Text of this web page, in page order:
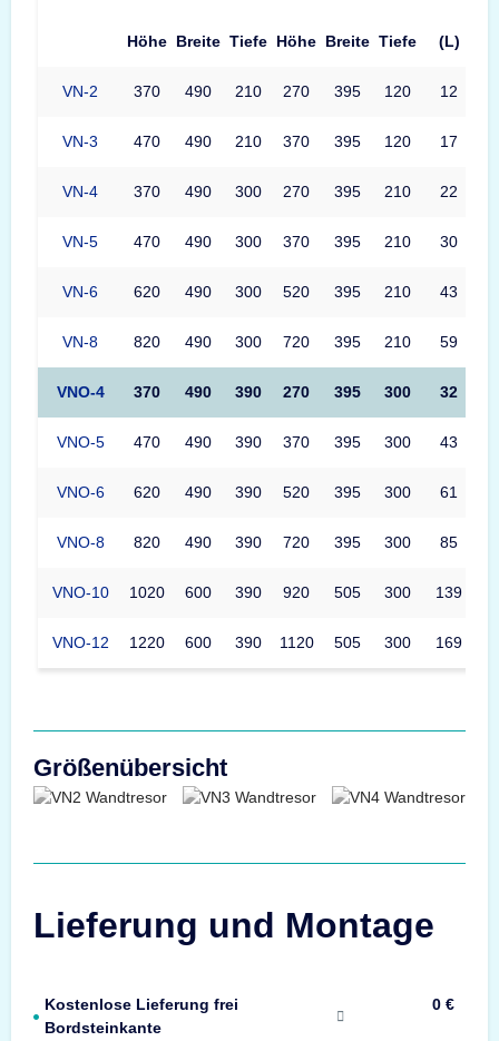
Höhe Breite Tiefe Höhe Breite Tiefe (L)
VN-2 370 490 210 270 395 120 12
VN-3 470 490 210 370 395 120 17
VN-4 370 490 300 270 395 210 22
VN-5 470 490 300 370 395 210 30
VN-6 620 490 300 520 395 210 43
VN-8 820 490 300 720 395 210 59
VNO-4 370 490 390 270 395 300 32
VNO-5 470 490 390 370 395 300 43
VNO-6 620 490 390 520 395 300 61
VNO-8 820 490 390 720 395 300 85
VNO-10 1020 600 390 920 505 300 139
VNO-12 1220 600 390 1120 505 300 169
Größenübersicht
Lieferung und Montage
Kostenlose Lieferung frei
Bordsteinkante
0 €